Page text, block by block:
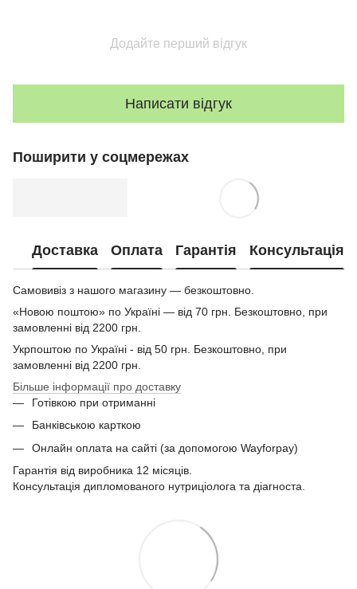
Додайте перший відгук
Написати відгук
Поширити у соцмережах
Доставка Оплата Гарантія Консультація
Самовивіз з нашого магазину — безкоштовно.
«Новою поштою» по Україні — від 70 грн. Безкоштовно, при
замовленні від 2200 грн.
Укрпоштою по Україні - від 50 грн. Безкоштовно, при
замовленні від 2200 грн.
Більше інформації про доставку
Готівкою при отриманні
Банківською карткою
Онлайн оплата на сайті (за допомогою Wayforpay)
Гарантія від виробника 12 місяців.
Консультація дипломованого нутриціолога та діагноста.